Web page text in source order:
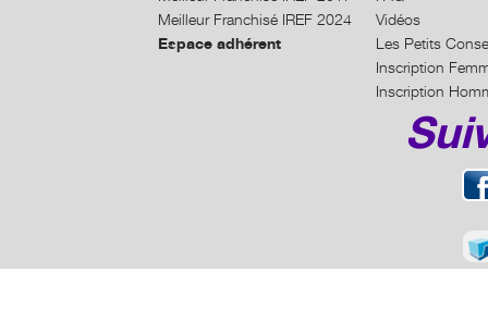
Meilleur Franchisé IREF 2024
Espace adhérent
Vidéos
Les Petits
Inscription
Inscription